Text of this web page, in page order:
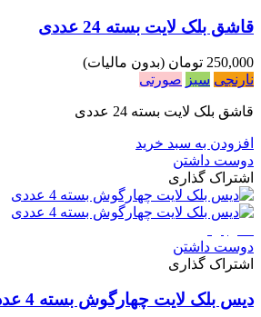
قاشق بلک لایت بسته 24 عددی
250,000 تومان
(بدون مالیات)
نارنجی سبز صورتی
قاشق بلک لایت بسته 24 عددی
افزودن به سبد خرید
دوست داشتن
اشتراک گذاری
دوست داشتن
اشتراک گذاری
دیس بلک لایت چهارگوش بسته 4 عددی